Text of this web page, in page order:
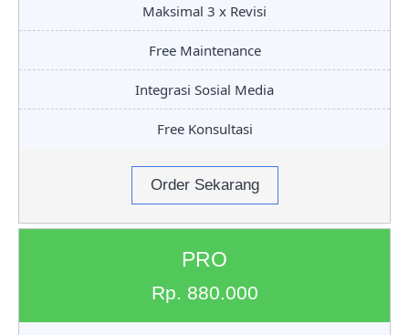
Maksimal 3 x Revisi
Free Maintenance
Integrasi Sosial Media
Free Konsultasi
Order Sekarang
PRO
Rp. 880.000